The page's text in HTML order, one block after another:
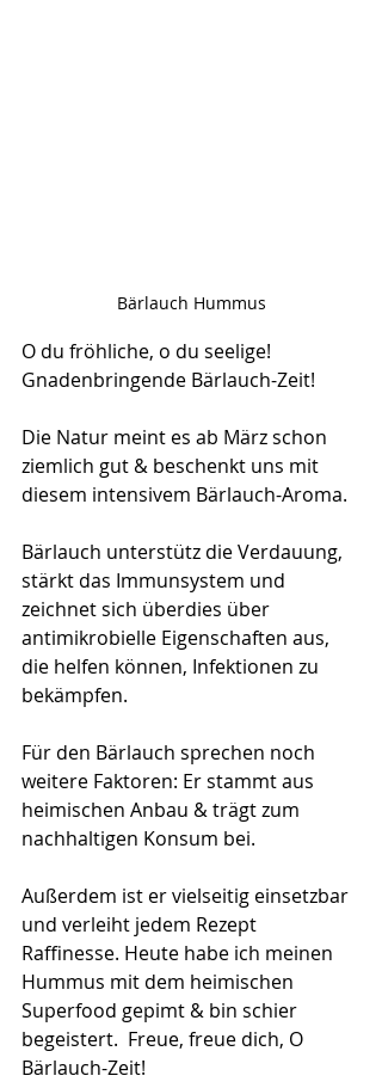
Bärlauch Hummus
O du fröhliche, o du seelige!
Gnadenbringende Bärlauch-Zeit!
Die Natur meint es ab März schon
ziemlich gut & beschenkt uns mit
diesem intensivem Bärlauch-Aroma.
Bärlauch unterstütz die Verdauung,
stärkt das Immunsystem und
zeichnet sich überdies über
antimikrobielle Eigenschaften aus,
die helfen können, Infektionen zu
bekämpfen.
Für den Bärlauch sprechen noch
weitere Faktoren: Er stammt aus
heimischen Anbau & trägt zum
nachhaltigen Konsum bei.
Außerdem ist er vielseitig einsetzbar
und verleiht jedem Rezept
Raffinesse. Heute habe ich meinen
Hummus mit dem heimischen
Superfood gepimt & bin schier
begeistert.  Freue, freue dich, O
Bärlauch-Zeit!